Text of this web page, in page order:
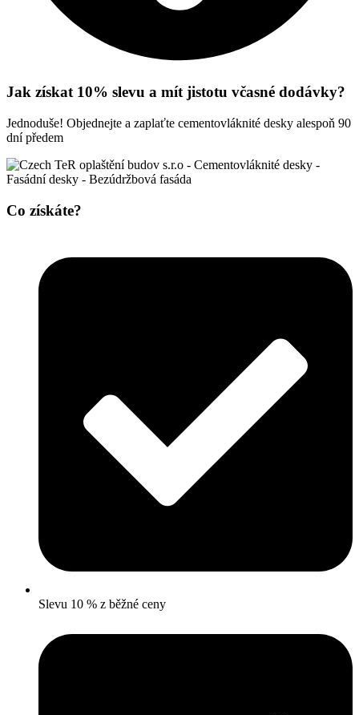
Jak získat 10% slevu a mít jistotu včasné dodávky?
Jednoduše! Objednejte a zaplaťte cementovláknité desky alespoň 90
dní předem
Co získáte?
Slevu 10 % z běžné ceny